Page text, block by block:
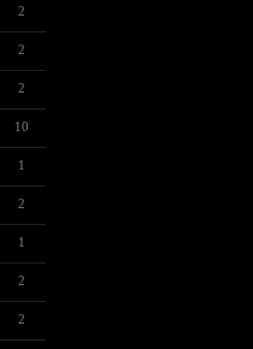
2
2
2
10
1
2
1
2
2